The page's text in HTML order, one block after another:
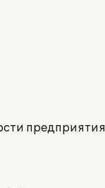
предприятия